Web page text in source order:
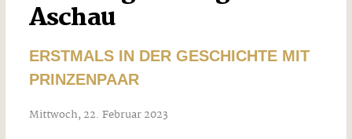
Aschau
ERSTMALS IN DER GESCHICHTE MIT
PRINZENPAAR
Mittwoch, 22. Februar 2023